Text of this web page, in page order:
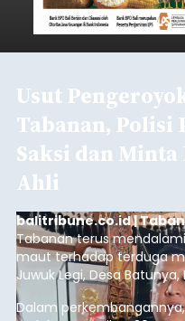
Usut
Tabanan, Polisi
Saksi dan
Ahli
balitribune.co.id |
Tabanan terus
maut terhadap terduga
Juwuk Legi, Desa
yang terjadi beberapa
Dalam